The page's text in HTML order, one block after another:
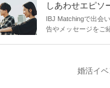
しあわせエピソ
IBJ Matchingで出会
告やメッセージをご
婚活イ